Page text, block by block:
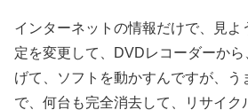
インターネットの情報だけで、見よ
定を変更して、DVDレコーダーか
げて、ソフトを動かすんですが、う
で、何台も完全消去して、リサイク